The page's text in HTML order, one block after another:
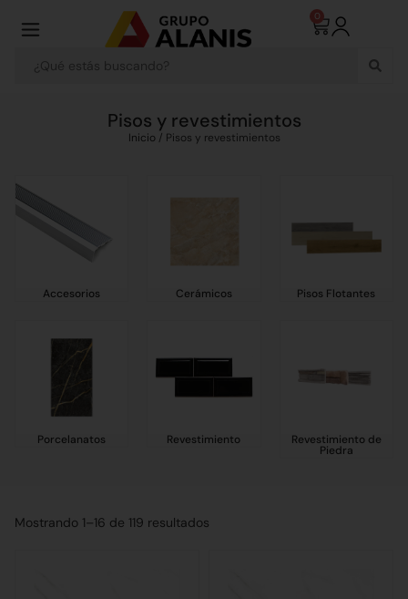
0
Pisos y revestimientos
Inicio / Pisos y revestimientos
Accesorios Cerámicos Pisos Flotantes
Porcelanatos Revestimiento Revestimiento de
Piedra
Mostrando 1–16 de 119 resultados